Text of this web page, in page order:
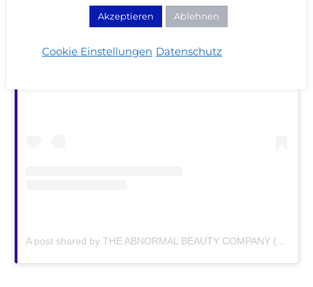
View this post on Instagram
A post shared by THE ABNORMAL BEAUTY COMPANY (@deciem)
Akzeptieren Ablehnen
Cookie Einstellungen Datenschutz